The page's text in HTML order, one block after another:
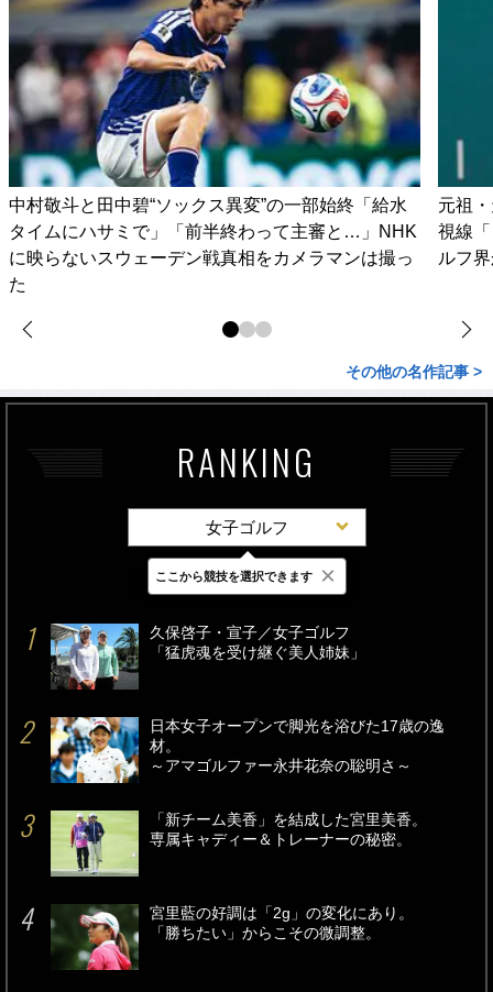
中村敬斗と田中碧“ソックス異変”の一部始終「給水
タイムにハサミで」「前半終わって主審と…」NHK
に映らないスウェーデン戦真相をカメラマンは撮っ
た
元祖
視線
ルフ
その他の名作記事 >
RANKING
女子ゴルフ
最新 24時間 週間
久保啓子・宣子／女子ゴルフ
「猛虎魂を受け継ぐ美人姉妹」
日本女子オープンで脚光を浴びた17歳の逸
材。
～アマゴルファー永井花奈の聡明さ～
「新チーム美香」を結成した宮里美香。
専属キャディー＆トレーナーの秘密。
宮里藍の好調は「2g」の変化にあり。
「勝ちたい」からこその微調整。
ここから競技を選択できます ×